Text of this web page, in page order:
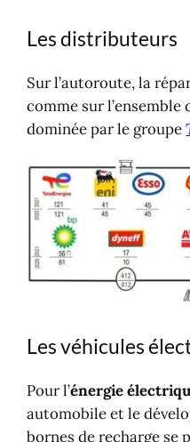
comme sur l’ensemble
dominée par le groupe
automobile et le
bornes de recharge se